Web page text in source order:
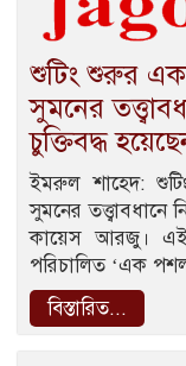
শুটিং শুরুর
সুমনের
চুক্তিবদ্ধ
ইমরুল শাহেদ:
সুমনের তত্ত্বাবধানে
কায়েস আরজু।
পরিচালিত ‘এক
বিস্তারিত...